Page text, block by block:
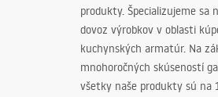
produkty. Špecializujeme sa
dovoz výrobkov v oblasti
kuchynských armatúr. Na
mnohoročných skúseností
všetky naše produkty sú na